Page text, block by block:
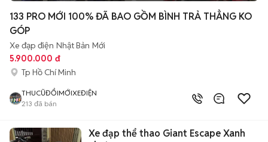
133 PRO MỚI 100% ĐÃ BAO GỒM BÌNH TRẢ THẲNG KO
GÓP
Xe đạp điện Nhật Bản Mới
5.900.000 đ
Tp Hồ Chí Minh
THUCŨĐỔIMỚIXEĐIỆN
213 đã bán
Xe đạp thể thao Giant Escape Xanh